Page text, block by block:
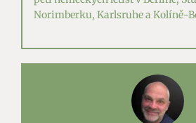
Norimberku, Karlsruhe a Kolíně-